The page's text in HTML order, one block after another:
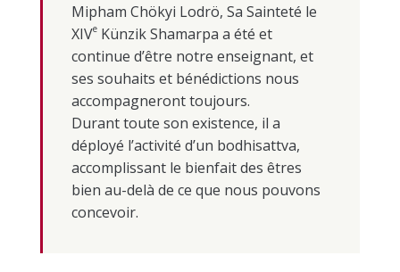
Mipham Chökyi Lodrö, Sa Sainteté le
XIVeKünzik Shamarpa a été et
continue d’être notre enseignant, et
ses souhaits et bénédictions nous
accompagneront toujours.
Durant toute son existence, il a
déployé l’activité d’un bodhisattva,
accomplissant le bienfait des êtres
bien au-delà de ce que nous pouvons
concevoir.